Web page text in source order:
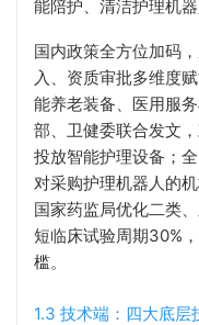
能陪护、清洁护理机
国内政策全方位加码
入、资质审批多维度
能养老装备、医用服
部、卫健委联合发文
投放智能护理设备；
对采购护理机器人的
国家药监局优化二类
短临床试验周期30%
槛。
1.3 技术端：四大底